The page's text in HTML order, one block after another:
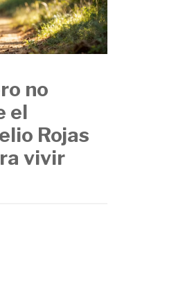
no
el
Rojas
vivir